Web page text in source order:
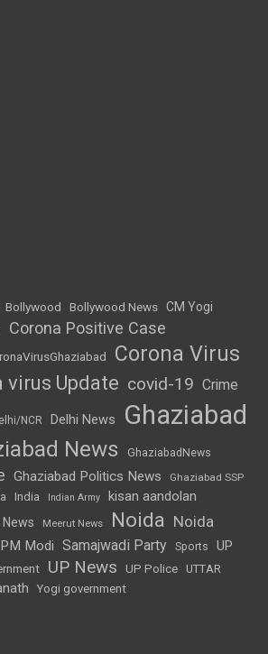
Bollywood Bollywood News CM Yogi
Corona Positive Case
Corona Virus
virus Update covid-19 Crime
NCR Delhi News Ghaziabad
News GhaziabadNews
Ghaziabad Politics News Ghaziabad SSP
India Indian Army kisan aandolan
News Meerut News Noida Noida
PM Modi Samajwadi Party Sports
UP
UP News UP Police
UTTAR
Yogi government